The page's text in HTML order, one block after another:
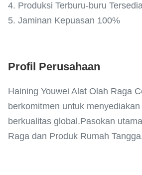
4. Produksi Terburu-buru
5. Jaminan Kepuasan 100%
Profil Perusahaan
Haining Youwei Alat Olah Raga
berkomitmen untuk
berkualitas global.Pasokan
Raga dan Produk Rumah